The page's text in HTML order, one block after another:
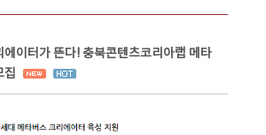
에이터가 뜬다! 충북콘텐츠코리아랩 메타
집